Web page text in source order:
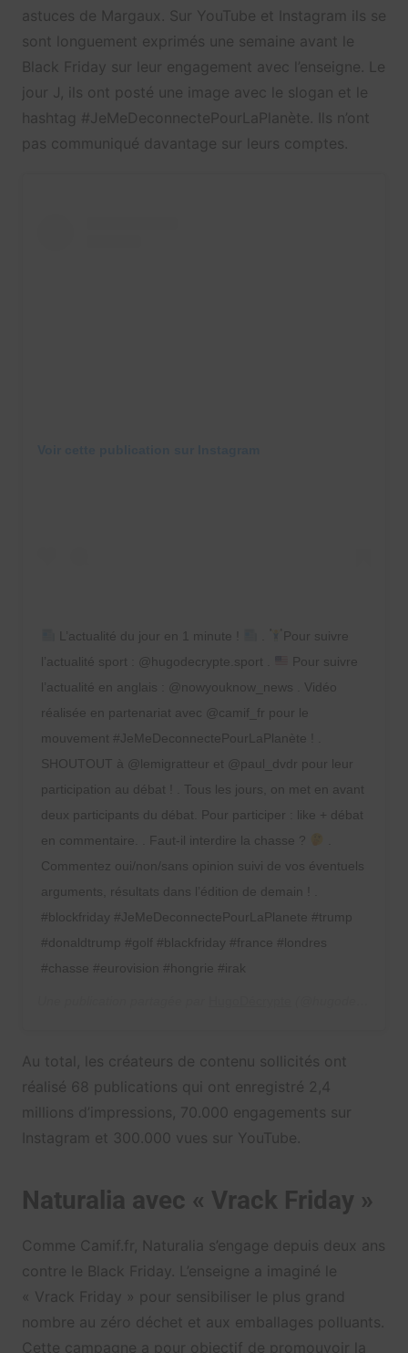
astuces de Margaux. Sur YouTube et Instagram ils se
sont longuement exprimés une semaine avant le
Black Friday sur leur engagement avec l’enseigne. Le
jour J, ils ont posté une image avec le slogan et le
hashtag #JeMeDeconnectePourLaPlanète. Ils n’ont
pas communiqué davantage sur leurs comptes.
L’actualité du jour en 1 minute !
Pour suivre
l’actualité sport : @hugodecrypte.sport .
Pour suivre
l’actualité en anglais : @nowyouknow_news . Vidéo
réalisée en partenariat avec @camif_fr pour le
mouvement #JeMeDeconnectePourLaPlanète ! .
SHOUTOUT à @lemigratteur et @paul_dvdr pour leur
participation au débat ! . Tous les jours, on met en avant
deux participants du débat. Pour participer : like + débat
en commentaire. . Faut-il interdire la chasse ?
Commentez oui/non/sans opinion suivi de vos éventuels
arguments, résultats dans l’édition de demain ! .
#blockfriday #JeMeDeconnectePourLaPlanete #trump
#donaldtrump #golf #blackfriday #france #londres
#chasse #eurovision #hongrie #irak
Au total, les créateurs de contenu sollicités ont
réalisé 68 publications qui ont enregistré 2,4
millions d’impressions, 70.000 engagements sur
Instagram et 300.000 vues sur YouTube.
Naturalia avec « Vrack Friday »
Comme Camif.fr, Naturalia s’engage depuis deux ans
contre le Black Friday. L’enseigne a imaginé le
« Vrack Friday » pour sensibiliser le plus grand
nombre au zéro déchet et aux emballages polluants.
Cette campagne a pour objectif de promouvoir la